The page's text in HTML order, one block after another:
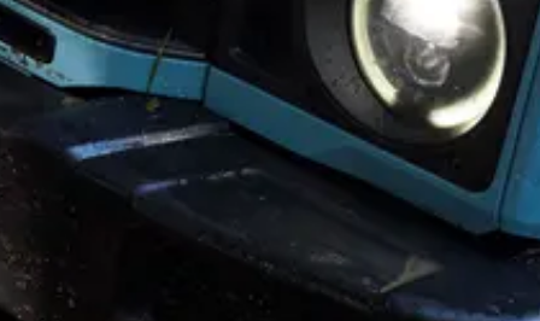
Hans Crescent. Knightsbridge. Londres SW1X 0LZ. Reino Unido.
INEOS es una marca comercial registrada propiedad de INEOS
Capital Limited.
Exención de responsabilidad